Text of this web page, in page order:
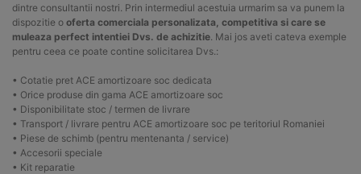
dintre consultantii nostri. Prin intermediul acestuia urmarim sa va punem la
dispozitie o oferta comerciala personalizata, competitiva si care se
muleaza perfect intentiei Dvs. de achizitie . Mai jos aveti cateva exemple
pentru ceea ce poate contine solicitarea Dvs.:
• Cotatie pret ACE amortizoare soc dedicata
• Orice produse din gama ACE amortizoare soc
• Disponibilitate stoc / termen de livrare
• Transport / livrare pentru ACE amortizoare soc pe teritoriul Romaniei
• Piese de schimb (pentru mentenanta / service)
• Accesorii speciale
• Kit reparatie